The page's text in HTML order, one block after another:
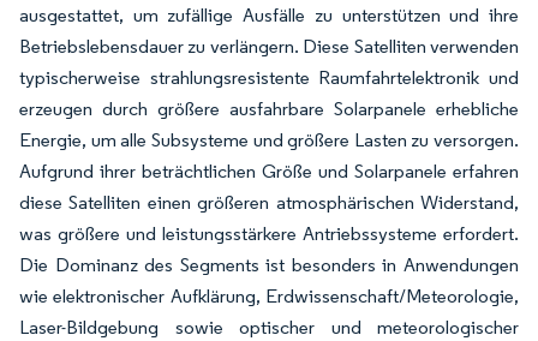
ausgestattet, um zufällige Ausfälle zu unterstützen und ihre
Betriebslebensdauer zu verlängern. Diese Satelliten verwenden
typischerweise strahlungsresistente Raumfahrtelektronik und
erzeugen durch größere ausfahrbare Solarpanele erhebliche
Energie, um alle Subsysteme und größere Lasten zu versorgen.
Aufgrund ihrer beträchtlichen Größe und Solarpanele erfahren
diese Satelliten einen größeren atmosphärischen Widerstand,
was größere und leistungsstärkere Antriebssysteme erfordert.
Die Dominanz des Segments ist besonders in Anwendungen
wie elektronischer Aufklärung, Erdwissenschaft/Meteorologie,
Laser-Bildgebung sowie optischer und meteorologischer